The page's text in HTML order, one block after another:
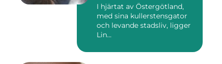
I hjärtat av Östergötland,
med sina kullerstensgator
och levande stadsliv, ligger
Lin...